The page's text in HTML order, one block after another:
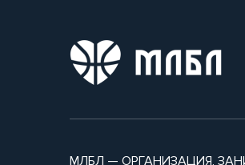
МЛБЛ — ОРГАНИЗАЦИЯ,